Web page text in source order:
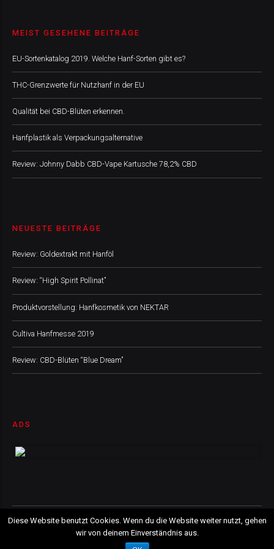
MEIST GESEHENE BEITRÄGE
EU-Sortenkatalog 2019. Welche Hanf-Sorten gibt es?
THC-Grenzwerte für Nutzhanf in der EU
Qualität bei CBD-Blüten erkennen.
Hanfplastik als Verpackungsalternative
Review: Johnny Dabb CBD-Vape Kartusche 78,2% CBD
NEUESTE BEITRÄGE
Review: Goldextrakt mit Hanföl
Review: “High Spirit Pollinat”
Produktvorstellung: Hanfkosmetik von NEKTAR
Cultiva Hanfmesse 2019
Review: CBD-Blüten “Blue Dream”
ADS
CBD GUIDE AUSTRIA, 2019 © All Rights Reserved
Diese Website benutzt Cookies. Wenn du die Website weiter nutzt, gehen
wir von deinem Einverständnis aus.